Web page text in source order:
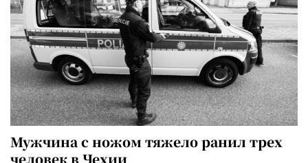
Мужчина с ножом тяжело ранил трех
человек в Чехии